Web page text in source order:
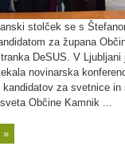
stolček se s
za župana
DeSUS. V Ljubljani
novinarska
za svetnice in
Občine Kamnik ...
»